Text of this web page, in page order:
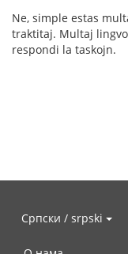
Ne, simple estas
traktitaj. Multaj
respondi la taskojn.
Српски / srpski